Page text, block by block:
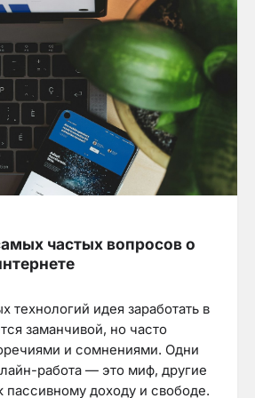
частых вопросов о
технологий идея заработать в
заманчивой, но часто
и сомнениями. Одни
работа — это миф, другие
пассивному доходу и свободе.